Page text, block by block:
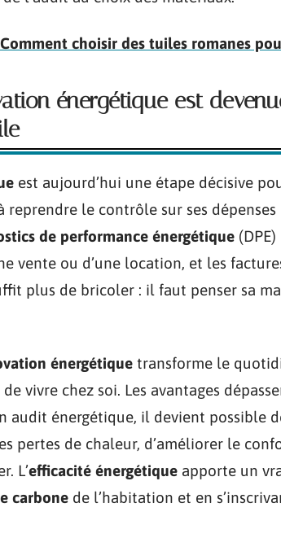
Comment choisir des tuiles romanes
énergétique est
est aujourd’hui une étape décisive
le contrôle sur ses dépenses
de performance énergétique
vente ou d’une location, et les
plus de bricoler : il faut penser sa
énergétique transforme le
vivre chez soi. Les avantages
audit énergétique, il devient possible
pertes de chaleur, d’améliorer le
L’efficacité énergétique apporte un
carbone de l’habitation et en